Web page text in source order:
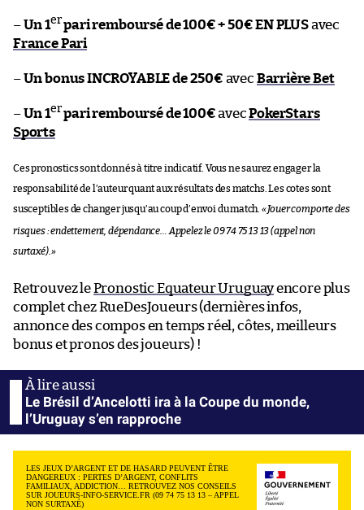
–Un 1erpari remboursé de 100€ + 50€ EN PLUSavec
France Pari
–Un bonus INCROYABLE de 250€ avec Barrière Bet
–Un 1erpari remboursé de 100€avecPokerStars
Sports
Ces pronostics sont donnés à titre indicatif. Vous ne saurez engager la
responsabilité de l’auteur quant aux résultats des matchs. Les cotes sont
susceptibles de changer jusqu’au coup d’envoi du match. «Jouer comporte des
risques : endettement, dépendance… Appelez le 09 74 75 13 13 (appel non
surtaxé). »
Retrouvez lePronostic Equateur Uruguayencore plus
complet chez RueDesJoueurs (dernières infos,
annonce des compos en temps réel, côtes, meilleurs
bonus et pronos des joueurs) !
Le Brésil d’Ancelotti ira à la Coupe du monde,
l’Uruguay s’en rapproche
LES JEUX D’ARGENT ET DE HASARD PEUVENT ÊTRE
DANGEREUX : PERTES D’ARGENT, CONFLITS
FAMILIAUX, ADDICTION… RETROUVEZ NOS CONSEILS
SUR JOUEURS-INFO-SERVICE.FR (09 74 75 13 13 – APPEL
NON SURTAXÉ)